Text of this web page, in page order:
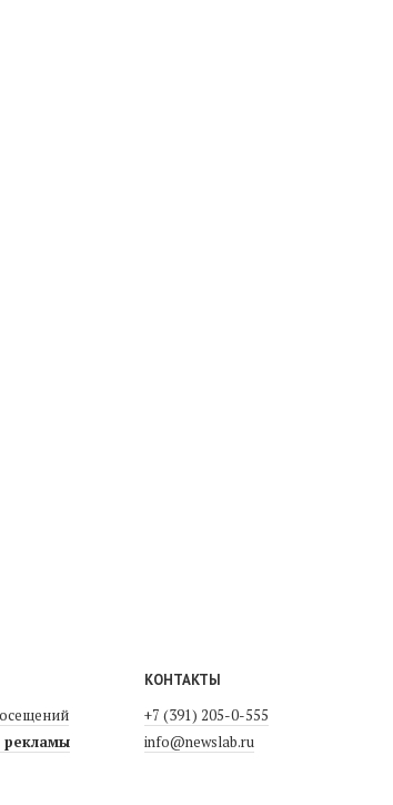
КОНТАКТЫ
+7 (391) 205-0-555
info@newslab.ru